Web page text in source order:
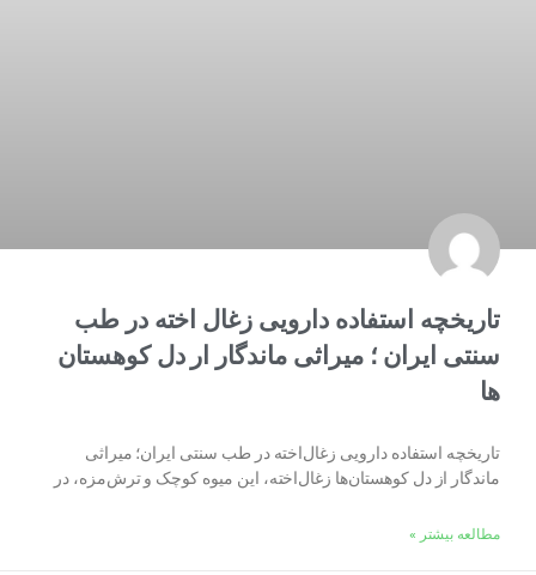
تاریخچه استفاده دارویی زغال اخته در طب
سنتی ایران ؛ میراثی ماندگار ار دل کوهستان
ها
تاریخچه استفاده دارویی زغال‌اخته در طب سنتی ایران؛ میراثی
ماندگار از دل کوهستان‌ها زغال‌اخته، این میوه کوچک و ترش‌مزه، در
مطالعه بیشتر »